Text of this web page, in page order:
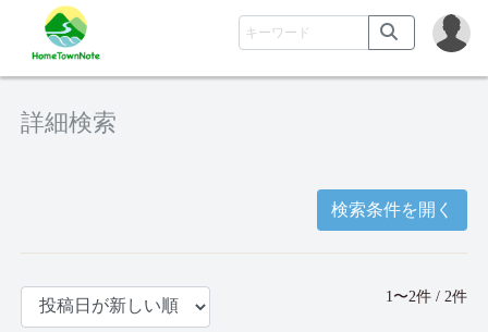
詳細検索
検索条件を開く
1〜2件 / 2件